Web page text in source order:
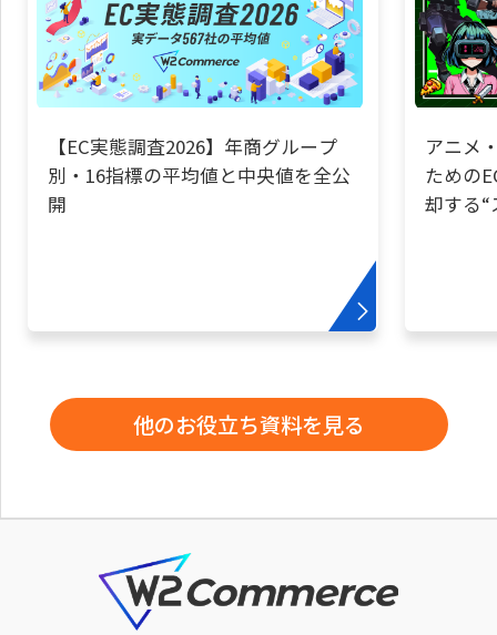
【EC実態調査2026】年商グループ
別・16指標の平均値と中央値を全公
開
アニメ
ための
却する
他のお役立ち資料を見る